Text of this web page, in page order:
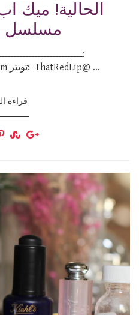
الحالية! ميك
مسلسل
ThatRedLip@gmail.com تويتر: ThatRedLip@ ...
قراءة